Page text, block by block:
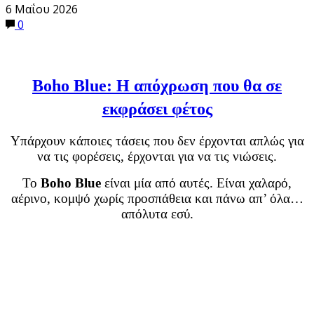
6 Μαΐου 2026
0
Boho Blue: Η απόχρωση που θα σε
εκφράσει φέτος
Υπάρχουν κάποιες τάσεις που δεν έρχονται απλώς για
να τις φορέσεις, έρχονται για να τις νιώσεις.
Το Boho Blue είναι μία από αυτές. Είναι χαλαρό,
αέρινο, κομψό χωρίς προσπάθεια και πάνω απ’ όλα…
απόλυτα εσύ.